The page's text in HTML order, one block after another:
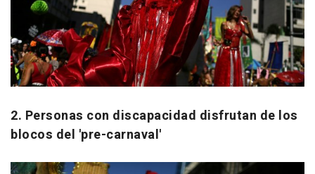
2. Personas con discapacidad disfrutan de los
blocos del 'pre-carnaval'